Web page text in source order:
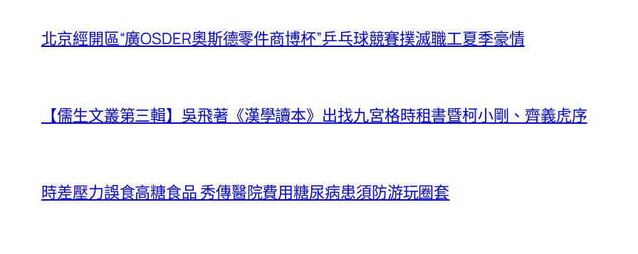
北京經開區“廣OSDER奧斯德零件商博杯”乒乓球競賽撲滅職工夏季豪情
【儒生文叢第三輯】吳飛著《漢學讀本》出找九宮格時租書暨柯小剛、齊義虎序
時差壓力誤食高糖食品 秀傳醫院費用糖尿病患須防游玩圈套